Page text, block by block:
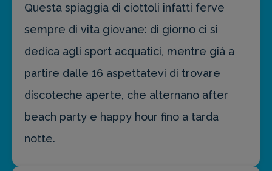
Questa spiaggia di ciottoli infatti ferve
sempre di vita giovane: di giorno ci si
dedica agli sport acquatici, mentre già a
partire dalle 16 aspettatevi di trovare
discoteche aperte, che alternano after
beach party e happy hour fino a tarda
notte.